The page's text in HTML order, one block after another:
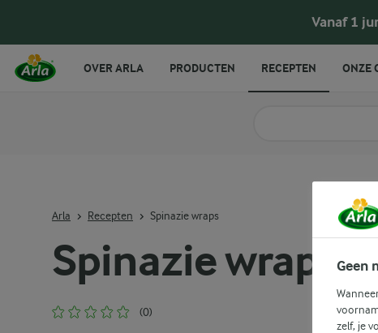
Vanaf 1
Spinazie wraps
(0)
Arla Recepten Spinazie wraps
OVER ARLA PRODUCTEN RECEPTEN ONZE
Geen
zelf, je